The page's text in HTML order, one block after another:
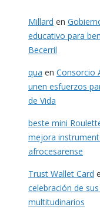
Millard en
educativo para
Becerril
qua en Consorcio
unen esfuerzos
de Vida
beste mini
mejora
afrocesarense
Trust Wallet Card
celebración de
multitudinarios